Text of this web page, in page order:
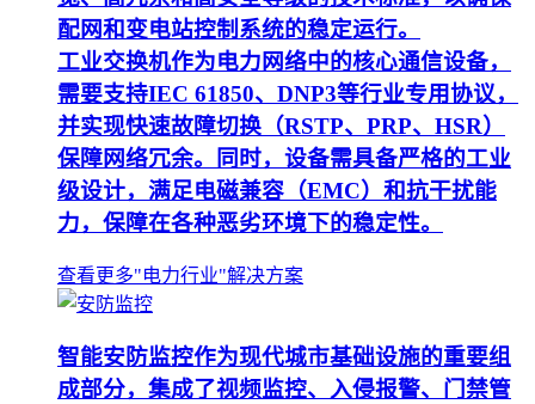
配网和变电站控制系统的稳定运行。
工业交换机作为电力网络中的核心通信设备，
需要支持IEC 61850、DNP3等行业专用协议，
并实现快速故障切换（RSTP、PRP、HSR）
保障网络冗余。同时，设备需具备严格的工业
级设计，满足电磁兼容（EMC）和抗干扰能
力，保障在各种恶劣环境下的稳定性。
查看更多"电力行业"解决方案
智能安防监控作为现代城市基础设施的重要组
成部分，集成了视频监控、入侵报警、门禁管